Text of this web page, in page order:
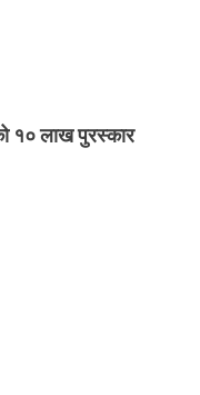
१० लाख पुरस्कार